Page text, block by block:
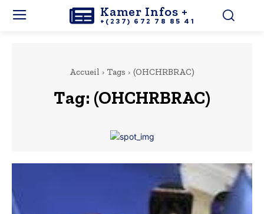
Kamer Infos +
+(237) 672 78 85 41
Accueil Tags (OHCHRBRAC)
Tag: (OHCHRBRAC)